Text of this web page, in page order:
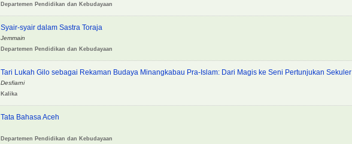
Departemen Pendidikan dan Kebudayaan
Syair-syair dalam Sastra Toraja
Jemmain
Departemen Pendidikan dan Kebudayaan
Tari Lukah Gilo sebagai Rekaman Budaya Minangkabau Pra-Islam: Dari Magis ke Seni Pertunjukan Sekuler
Desfiarni
Kalika
Tata Bahasa Aceh
Departemen Pendidikan dan Kebudayaan